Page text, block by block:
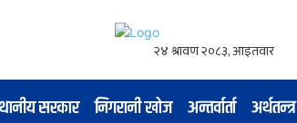
सरकार निगरानी खोज अन्तर्वार्ता अर्थतन्त्र